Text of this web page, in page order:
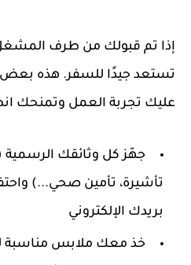
إذا تم قبولك من طرف
تستعد جيدًا للسفر. هذه بعض
عليك تجربة العمل وتمنحك
جهّز كل وثائقك الرسمية
تأشيرة، تأمين صحي...)
بريدك الإلكتروني
خذ معك ملابس مناسبة